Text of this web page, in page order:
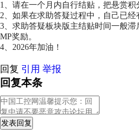
1、请在一个月内自行结贴，把悬赏
2、如果在求助答疑过程中，自己已
3、求助答疑板块版主结贴时间一般
MP奖励。
4、2026年加油！
回复 引用 举报
回复本条
发表回复